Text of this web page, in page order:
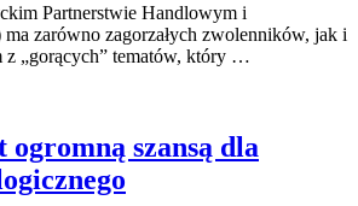
Partnerstwie Handlowym i
zarówno zagorzałych zwolenników, jak i
z „gorących” tematów, który …
ogromną szansą dla